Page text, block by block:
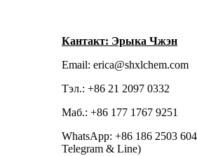
Кантакт: Эрыка Чжэн
Email: erica@shxlchem.com
Тэл.: +86 21 2097 0332
Маб.: +86 177 1767 9251
WhatsApp: +86 186 2503
Telegram & Line)